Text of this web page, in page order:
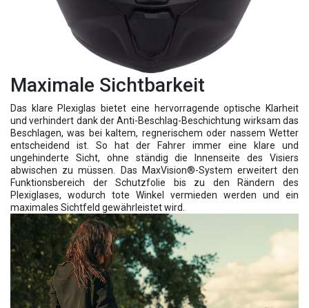
Maximale Sichtbarkeit
Das klare Plexiglas bietet eine hervorragende optische Klarheit
und verhindert dank der Anti-Beschlag-Beschichtung wirksam das
Beschlagen, was bei kaltem, regnerischem oder nassem Wetter
entscheidend ist. So hat der Fahrer immer eine klare und
ungehinderte Sicht, ohne ständig die Innenseite des Visiers
abwischen zu müssen. Das MaxVision®-System erweitert den
Funktionsbereich der Schutzfolie bis zu den Rändern des
Plexiglases, wodurch tote Winkel vermieden werden und ein
maximales Sichtfeld gewährleistet wird.